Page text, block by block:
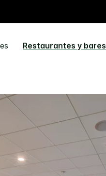
Restaurantes y bares